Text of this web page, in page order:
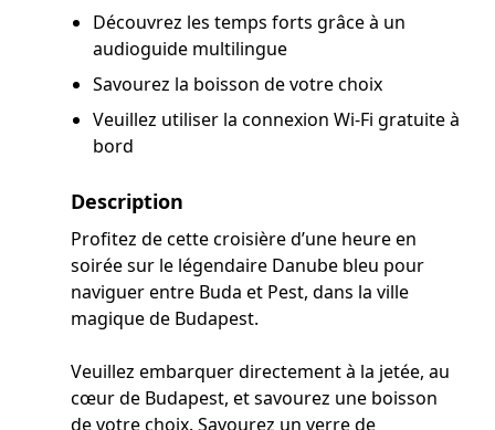
Découvrez les temps forts grâce à un
audioguide multilingue
Savourez la boisson de votre choix
Veuillez utiliser la connexion Wi-Fi gratuite à
bord
Description
Profitez de cette croisière d’une heure en
soirée sur le légendaire Danube bleu pour
naviguer entre Buda et Pest, dans la ville
magique de Budapest.
Veuillez embarquer directement à la jetée, au
cœur de Budapest, et savourez une boisson
de votre choix. Savourez un verre de